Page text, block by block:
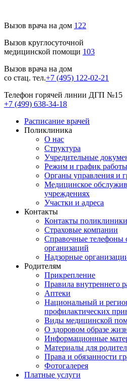
Вызов врача на дом 122
Вызов круглосуточной
медицинской помощи 103
Вызов врача на дом
со стац. тел.+7 (495) 122-02-21
Телефон горячей линии ДГП №15
+7 (499) 638-34-18
Расписание врачей
Поликлиника
О нас
Структура
Учредительные
Режим и график
Органы управления и
Медицинское
учреждениях
Участки и адреса
Контакты
Контакты поликлиники
Страховые компании
Справочные телефоны
организаций
Надзорные
Родителям
Прикрепление
Правила внутреннего
Аптеки
Национальный и
профилактических
Виды медицинской
О здоровом образе
Информационные
Материалы для
Права и обязанности
Фотогалерея
Платные услуги